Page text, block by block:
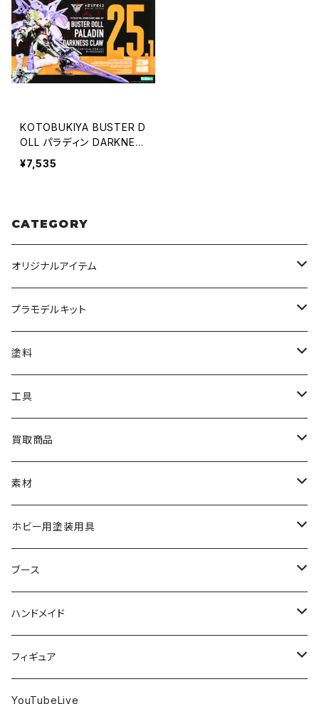
KOTOBUKIYA BUSTER D
OLL パラディン DARKNES
S CLAW
¥7,535
CATEGORY
オリジナルアイテム
みんなのアクション3Dアートベース
アクリルベース
ナチュラルベース
オリジナルアクキー
オリジナルスマホスタンド
ウォッチスタンド
テープスタンド
ベース材
アパレル
プラモデルキット
BANDAI
HG
MG
30MF
ポケプラ
TAMIYA
カーモデル
飛行機モデル
1/35ミリタリーミニチュアシリーズ
アオシマ
ザ☆バイク
けもプラ
KOTOBUKIYA
メガミデバイス
無限邂逅メガロマリア
プラフィア
エクスプラス
GOOD SMILE COMPANY
MODEROID
PLAMATEA
wave
スコープドッグ
Hasegawa
塗料
クレオス
ラッカー塗料
エナメル塗料
サーフェイサー
TAMIYA
ラッカー塗料
エナメル塗料
ガイアノーツ
エナメル塗料
ラッカー塗料
ターナー
アクリル塗料
プラモ向上委員会
その他
ハセガワ
ポリマー
コンパウンド
フィニッシャーズ
研磨剤
トアミル
工具
TAMIYA
ニッパー
切削工具
ウェーブ
小物プラパーツ
ニッパー
ゴッドハンド
ニッパー
切削工具
ミネシマ
切削工具
その他工具
ガイアノーツ
その他工具
工具消耗品
クレオス
アイコム
買取商品
BANDAI
HG
MG
素材
TAMIYA
接着剤
パテ
クレオス
接着剤
パテ
ガイアノーツ
接着剤
パテ
ウェーブ
接着剤
コニシ
ホビー用塗装用具
TAMIYA
エアブラシ関連用品
塗装関係消耗品
PROFIX(RAYWOOD)
エアブラシ
エアブラシ関連用品
ガイアノーツ
その他
プラモ向上委員会
ブース
PROFIX(RAYWOOD)
ウェーブ
ハンドメイド
完成品
素材
フィギュア
バンダイ
YouTubeLive